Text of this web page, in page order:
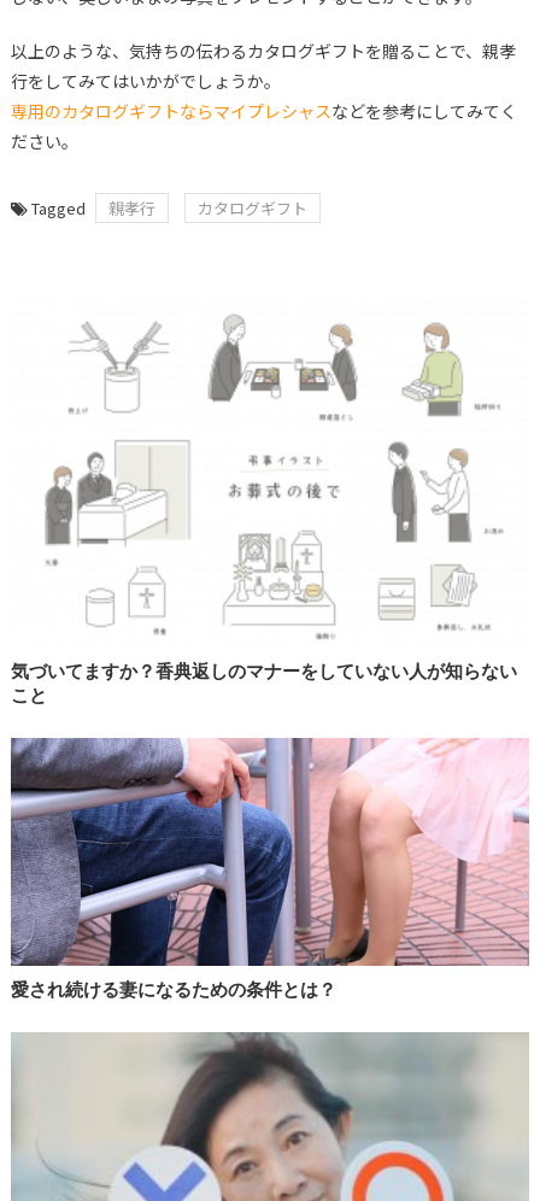
以上のような、気持ちの伝わるカタログギフトを贈ることで、親孝
行をしてみてはいかがでしょうか。
専用のカタログギフトならマイプレシャスなどを参考にしてみてく
ださい。
Tagged 親孝行 カタログギフト
気づいてますか？香典返しのマナーをしていない人が知らない
こと
愛され続ける妻になるための条件とは？